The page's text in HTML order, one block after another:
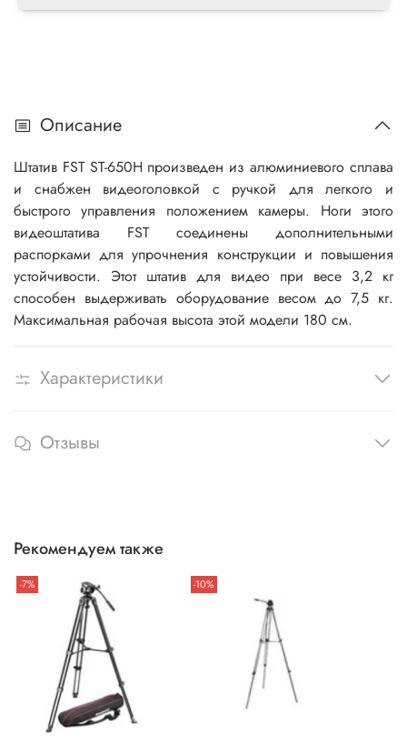
Описание
Штатив FST ST-650H произведен из алюминиевого сплава
и снабжен видеоголовкой с ручкой для легкого и
быстрого управления положением камеры. Ноги этого
видеоштатива FST соединены дополнительными
распорками для упрочнения конструкции и повышения
устойчивости. Этот штатив для видео при весе 3,2 кг
способен выдерживать оборудование весом до 7,5 кг.
Максимальная рабочая высота этой модели 180 см.
Характеристики
Отзывы
Рекомендуем также
-7% -10%